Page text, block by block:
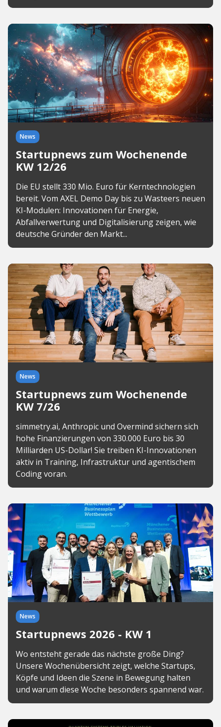
News
Startupnews zum Wochenende
KW 12/26
Die EU stellt 330 Mio. Euro für Kerntechnologien
bereit. Vom AXEL Demo Day bis zu Wasteers neuen
KI-Modulen: Innovationen für Energie,
Abfallverwertung und Digitalisierung zeigen, wie
deutsche Gründer den Markt...
News
Startupnews zum Wochenende
KW 7/26
simmetry.ai, Anthropic und Overmind sichern sich
hohe Finanzierungen von 330.000 Euro bis 30
Milliarden US-Dollar! Sie treiben KI-Innovationen
aktiv in Training, Infrastruktur und agentischem
Coding voran.
News
Startupnews 2026 - KW 1
Wo entsteht gerade das nächste große Ding?
Unsere Wochenübersicht zeigt, welche Startups,
Köpfe und Ideen die Szene in Bewegung halten
und warum diese Woche besonders spannend war.